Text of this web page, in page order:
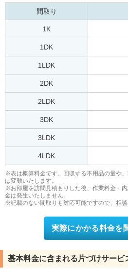
間取り
1K
1DK
1LDK
2DK
2LDK
3DK
3LDK
4LDK
※表は概算料金です。回収する不用品の量や
は変動いたします。
※お部屋を訪問見積もりした後、作業料金・
金は発生いたしません。
※記載のない間取りも対応可能ですので、相談
実際にかかる料金を
基本料金に含まれる片づけサービ